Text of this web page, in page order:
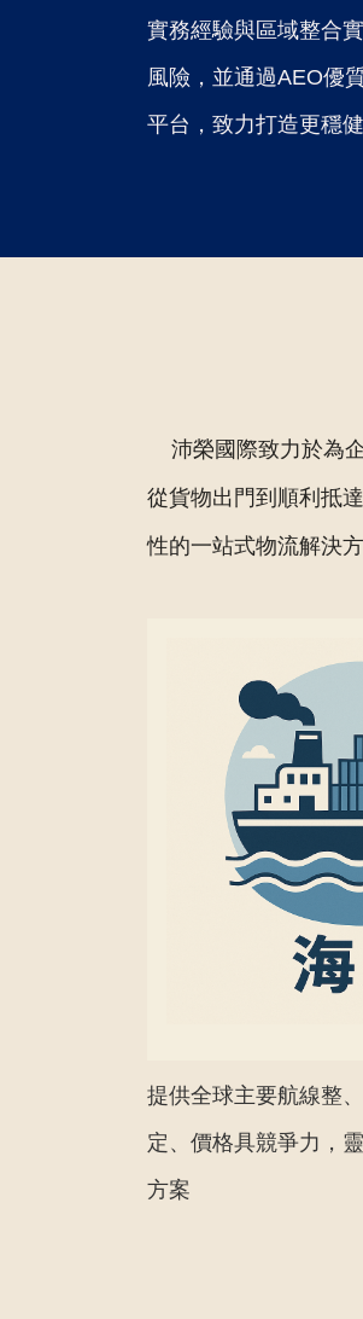
實務經驗與區域整合
風險，並通過AEO優
平台，致力打造更穩
沛榮國際致力於為
從貨物出門到順利抵
性的一站式物流解決
提供全球主要航線整
定、價格具競爭力，
方案